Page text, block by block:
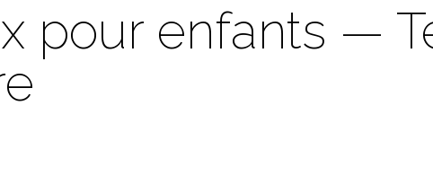
pour enfants —